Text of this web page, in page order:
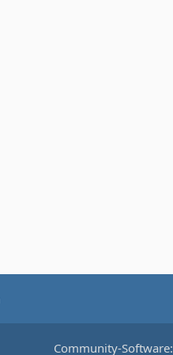
Community-Software: